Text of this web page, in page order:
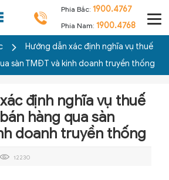
Phía Bắc: 1900.4767
Phía Nam: 1900.4768
Hướng dẫn xác định nghĩa vụ thuế
sàn TMĐT và kinh doanh truyền thống
định nghĩa vụ thuế
hàng qua sàn
doanh truyền thống
12230